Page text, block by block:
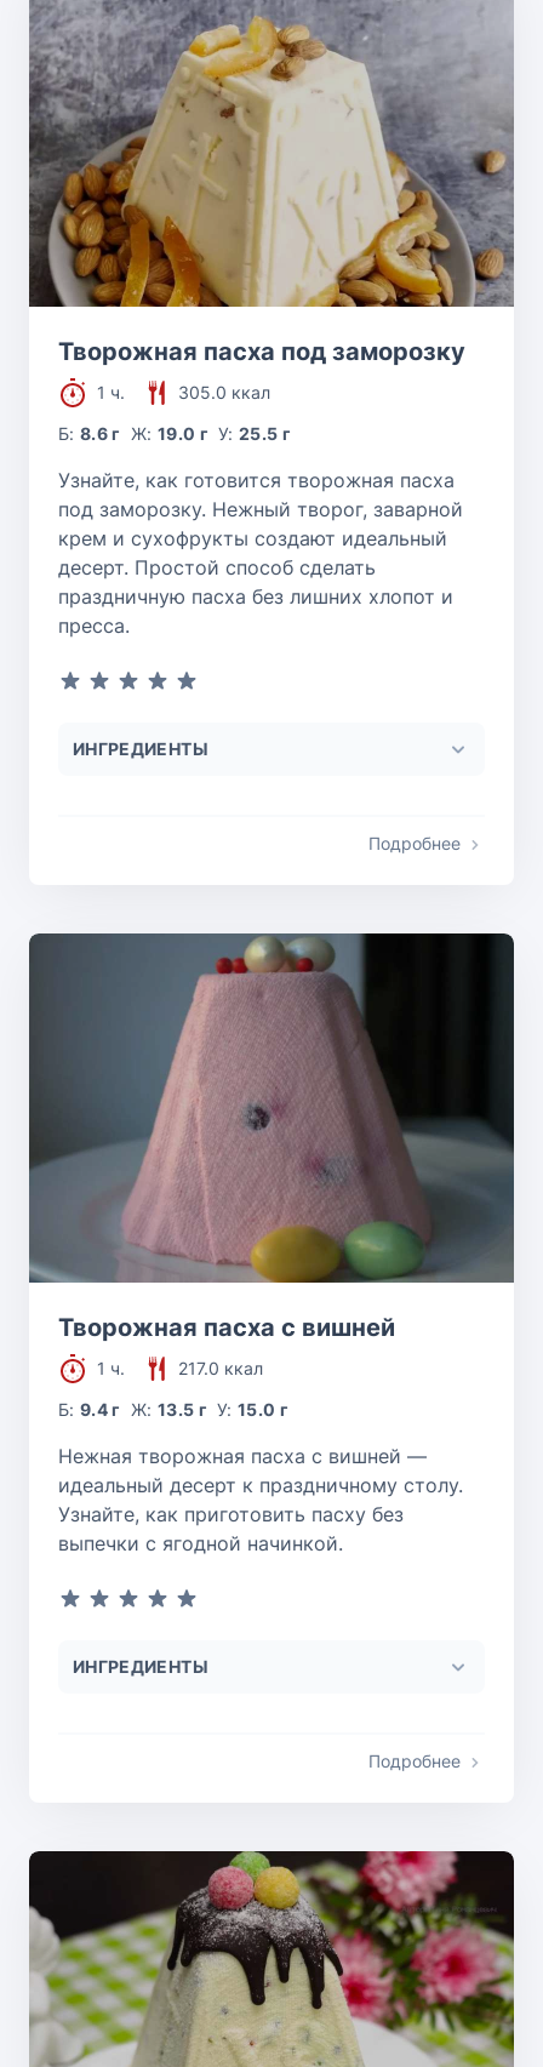
Творожная пасха под заморозку
1 ч.
305.0 ккал
Б:8.6 г Ж: 19.0 г У:25.5 г
Узнайте, как готовится творожная пасха
под заморозку. Нежный творог, заварной
крем и сухофрукты создают идеальный
десерт. Простой способ сделать
праздничную пасха без лишних хлопот и
пресса.
ИНГРЕДИЕНТЫ
Подробнее
Творожная пасха с вишней
1 ч.
217.0 ккал
Б:9.4 г Ж: 13.5 г У:15.0 г
Нежная творожная пасха с вишней —
идеальный десерт к праздничному столу.
Узнайте, как приготовить пасху без
выпечки с ягодной начинкой.
ИНГРЕДИЕНТЫ
Подробнее